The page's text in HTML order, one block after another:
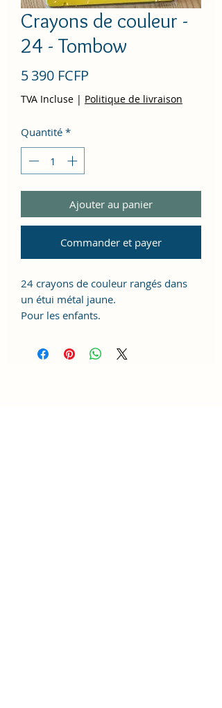
Crayons de couleur -
24 - Tombow
5 390 FCFP
TVA Incluse | Politique de livraison
Quantité *
Ajouter au panier
Commander et payer
24 crayons de couleur rangés dans
un étui métal jaune.
Pour les enfants.